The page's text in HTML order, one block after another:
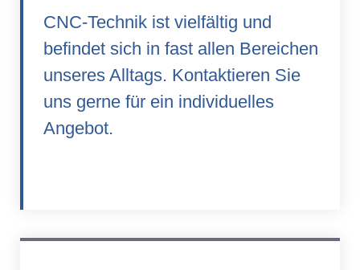
CNC-Technik ist vielfältig und
befindet sich in fast allen Bereichen
unseres Alltags. Kontaktieren Sie
uns gerne für ein individuelles
Angebot.